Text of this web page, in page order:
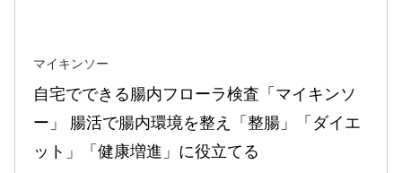
マイキンソー
自宅でできる腸内フローラ検査「マイキンソ
ー」 腸活で腸内環境を整え「整腸」「ダイエ
ット」「健康増進」に役立てる